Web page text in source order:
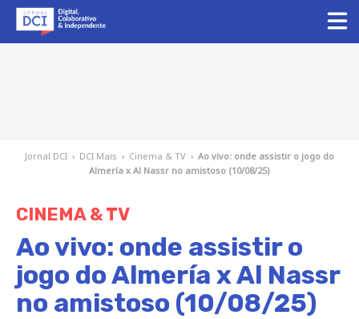
Jornal DCI › DCI Mais › Cinema & TV › Ao vivo: onde assistir o jogo do
Almería x Al Nassr no amistoso (10/08/25)
CINEMA & TV
Ao vivo: onde assistir o
jogo do Almería x Al Nassr
no amistoso (10/08/25)